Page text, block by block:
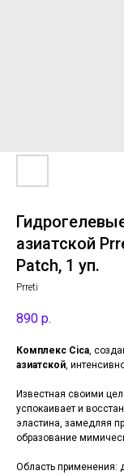
азиатской
Patch, 1 уп.
Prreti
890 р.
Комплекс Cica,
азиатской,
Известная своими
успокаивает и
эластина, замедляя
образование
Область применения: